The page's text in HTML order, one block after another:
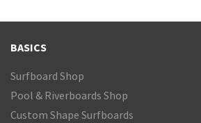
BASICS
Surfboard Shop
Pool & Riverboards Shop
Custom Shape Surfboards